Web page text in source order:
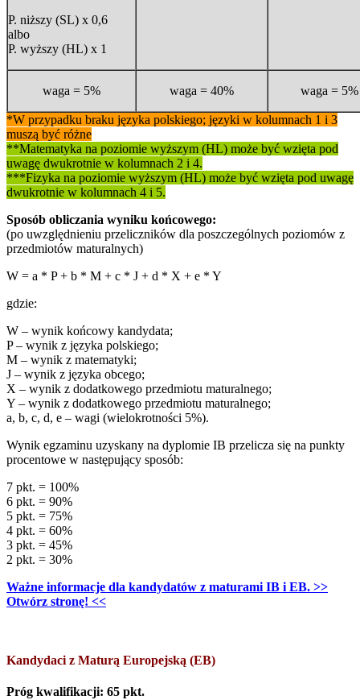
P. niższy (SL) x 0,6
albo
P. wyższy (HL) x 1
waga = 5% waga = 40% waga = 5%
*W przypadku braku języka polskiego; języki w kolumnach 1 i 3
muszą być różne
**Matematyka na poziomie wyższym (HL) może być wzięta pod
uwagę dwukrotnie w kolumnach 2 i 4.
***Fizyka na poziomie wyższym (HL) może być wzięta pod uwagę
dwukrotnie w kolumnach 4 i 5.
Sposób obliczania wyniku końcowego:
(po uwzględnieniu przeliczników dla poszczególnych poziomów z
przedmiotów maturalnych)
W = a * P + b * M + c * J + d * X + e * Y
gdzie:
W – wynik końcowy kandydata;
P – wynik z języka polskiego;
M – wynik z matematyki;
J – wynik z języka obcego;
X – wynik z dodatkowego przedmiotu maturalnego;
Y – wynik z dodatkowego przedmiotu maturalnego;
a, b, c, d, e – wagi (wielokrotności 5%).
Wynik egzaminu uzyskany na dyplomie IB przelicza się na punkty
procentowe w następujący sposób:
7 pkt. = 100%
6 pkt. = 90%
5 pkt. = 75%
4 pkt. = 60%
3 pkt. = 45%
2 pkt. = 30%
Ważne informacje dla kandydatów z maturami IB i EB. >>
Otwórz stronę! <<
Kandydaci z Maturą Europejską (EB)
Próg kwalifikacji: 65 pkt.